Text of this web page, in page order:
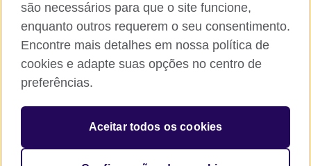
Comentários e reclamações
Política de privacidade e termos de uso
© 2026 British Council
The United Kingdom’s international organisation for cultural
relations and educational opportunities.
são necessários para que o site funcione,
enquanto outros requerem o seu consentimento.
Encontre mais detalhes em nossa política de
cookies e adapte suas opções no centro de
preferências.
Aceitar todos os cookies